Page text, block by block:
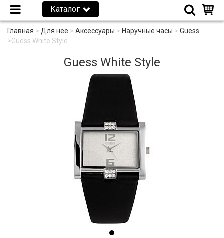
Каталог
Главная > Для неё > Аксессуары > Наручные часы > Guess
>Guess White Style
Guess White Style